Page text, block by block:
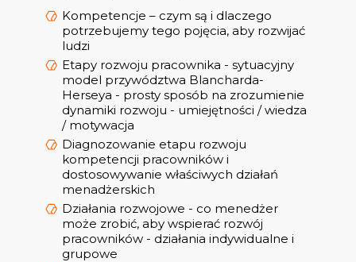
Kompetencje – czym są i dlaczego
potrzebujemy tego pojęcia, aby rozwijać
ludzi
Etapy rozwoju pracownika - sytuacyjny
model przywództwa Blancharda-
Herseya - prosty sposób na zrozumienie
dynamiki rozwoju - umiejętności / wiedza
/ motywacja
Diagnozowanie etapu rozwoju
kompetencji pracowników i
dostosowywanie właściwych działań
menadżerskich
Działania rozwojowe - co menedżer
może zrobić, aby wspierać rozwój
pracowników - działania indywidualne i
grupowe